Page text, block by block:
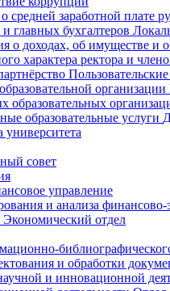
средней заработной плате
и главных бухгалтеров
о доходах, об имуществе и
характера ректора и
организации
образовательных
образовательные услуги
университета
совет
управление
и анализа финансово-
Экономический отдел
и обработки
и инновационной